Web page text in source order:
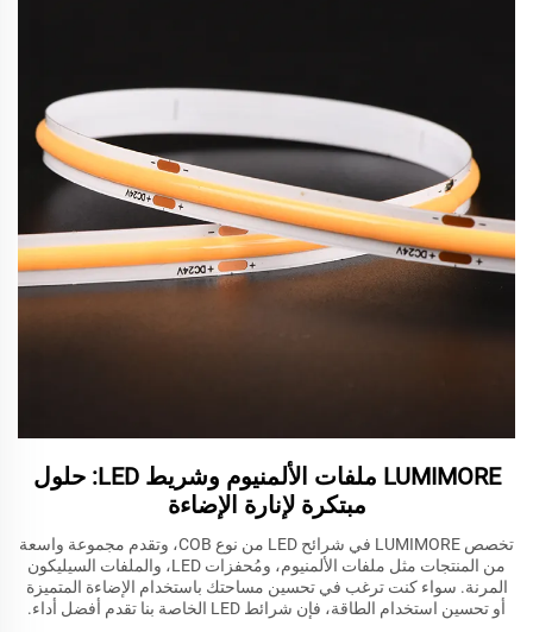
LUMIMORE ملفات الألمنيوم وشريط LED: حلول
مبتكرة لإنارة الإضاءة
تخصص LUMIMORE في شرائح LED من نوع COB، وتقدم مجموعة واسعة
من المنتجات مثل ملفات الألمنيوم، ومُحفزات LED، والملفات السيليكون
المرنة. سواء كنت ترغب في تحسين مساحتك باستخدام الإضاءة المتميزة
أو تحسين استخدام الطاقة، فإن شرائط LED الخاصة بنا تقدم أفضل أداء.